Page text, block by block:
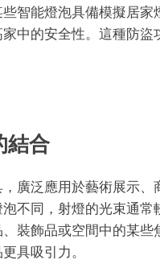
智能燈泡具備模擬居
中的安全性。這種防
結合
廣泛應用於藝術展示
不同，射燈的光束通
裝飾品或空間中的某
具吸引力。